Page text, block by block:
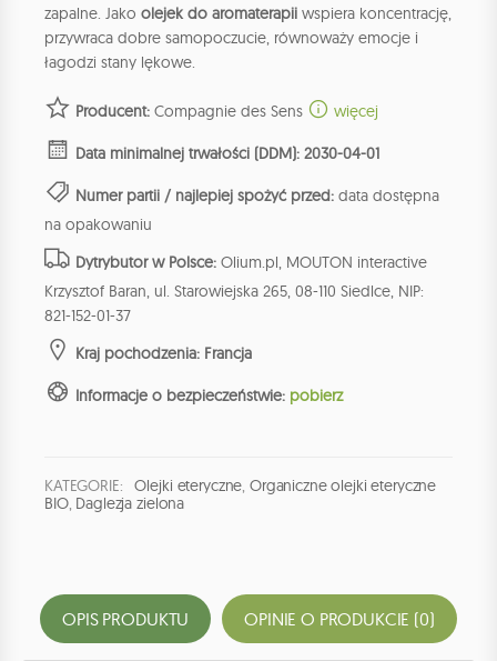
zapalne. Jako olejek do aromaterapii wspiera koncentrację,
przywraca dobre samopoczucie, równoważy emocje i
łagodzi stany lękowe.
Producent: Compagnie des Sens więcej
Data minimalnej trwałości (DDM): 2030-04-01
Numer partii / najlepiej spożyć przed: data dostępna
na opakowaniu
Dytrybutor w Polsce: Olium.pl, MOUTON interactive
Krzysztof Baran, ul. Starowiejska 265, 08-110 Siedlce, NIP:
821-152-01-37
Kraj pochodzenia: Francja
Informacje o bezpieczeństwie: pobierz
KATEGORIE: Olejki eteryczne, Organiczne olejki eteryczne
BIO, Daglezja zielona
OPIS PRODUKTU OPINIE O PRODUKCIE (0)